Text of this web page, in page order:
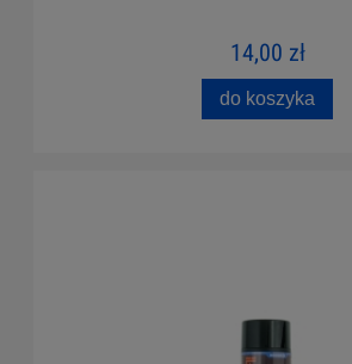
14,00 zł
do koszyka